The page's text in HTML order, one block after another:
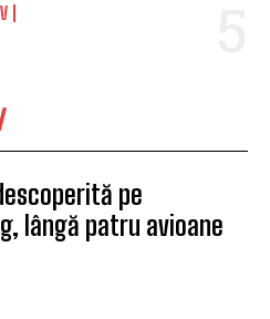
pe
lângă patru avioane